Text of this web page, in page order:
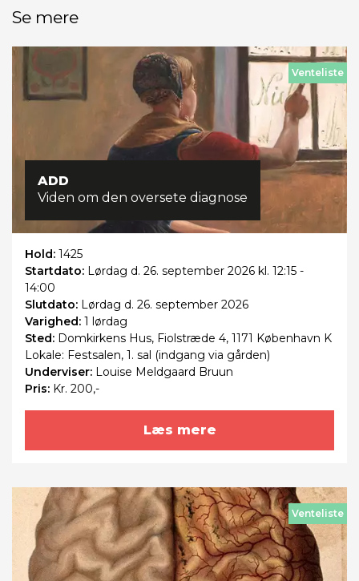
Se mere
ADD
Viden om den oversete diagnose
Venteliste
Hold: 1425
Startdato: Lørdag d. 26. september 2026 kl. 12:15 -
14:00
Slutdato: Lørdag d. 26. september 2026
Varighed: 1 lørdag
Sted: Domkirkens Hus, Fiolstræde 4, 1171 København K
Lokale: Festsalen, 1. sal (indgang via gården)
Underviser: Louise Meldgaard Bruun
Pris: Kr. 200,-
Læs mere
Venteliste